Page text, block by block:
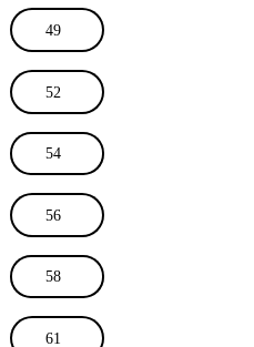
49
52
54
56
58
61